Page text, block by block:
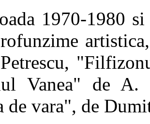
1970-1980
Vanea" de
de vara", de